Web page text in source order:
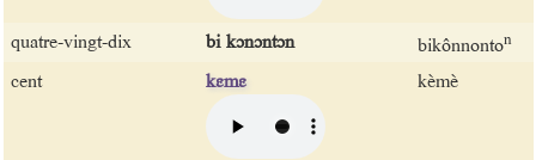
quatre-vingt-dix bi kɔnɔntɔn bikônnonton
cent kɛmɛ kèmè